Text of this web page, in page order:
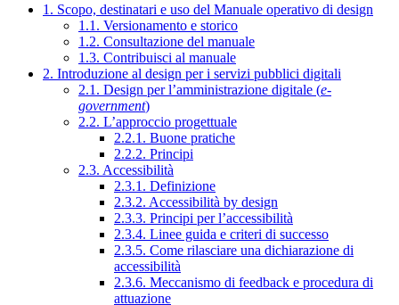
1. Scopo, destinatari e uso del Manuale operativo di design
1.1. Versionamento e storico
1.2. Consultazione del manuale
1.3. Contribuisci al manuale
2. Introduzione al design per i servizi pubblici digitali
2.1. Design per l’amministrazione digitale (e-
government)
2.2. L’approccio progettuale
2.2.1. Buone pratiche
2.2.2. Principi
2.3. Accessibilità
2.3.1. Definizione
2.3.2. Accessibilità by design
2.3.3. Principi per l’accessibilità
2.3.4. Linee guida e criteri di successo
2.3.5. Come rilasciare una dichiarazione di
accessibilità
2.3.6. Meccanismo di feedback e procedura di
attuazione